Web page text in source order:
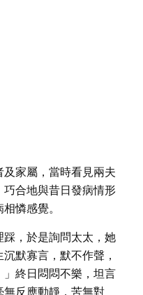
家屬，當時看見兩夫
合地與昔日發病情形
憐感覺。
，於是詢問太太，她
默寡言，默不作聲，
終日悶悶不樂，坦言
無反應動靜，苦無對